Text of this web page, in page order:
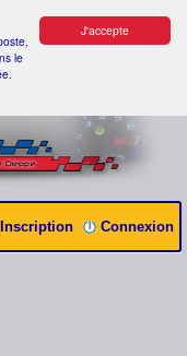
J'accepte
le
Connexion
Inscription